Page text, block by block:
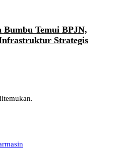
Temui BPJN,
Strategis